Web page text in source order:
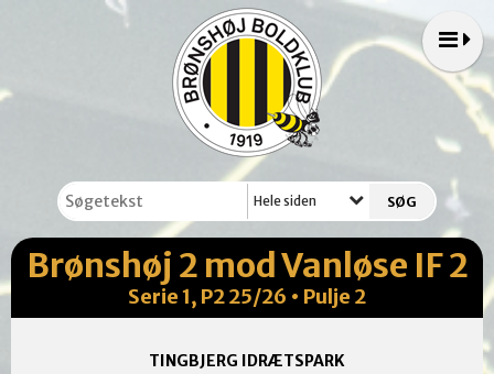
Hele siden
Brønshøj 2 mod Vanløse IF 2
Serie 1, P2 25/26 • Pulje 2
TINGBJERG IDRÆTSPARK